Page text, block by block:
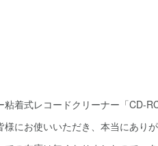
粘着式レコードクリーナー「CD-
様にお使いいただき、本当にありが